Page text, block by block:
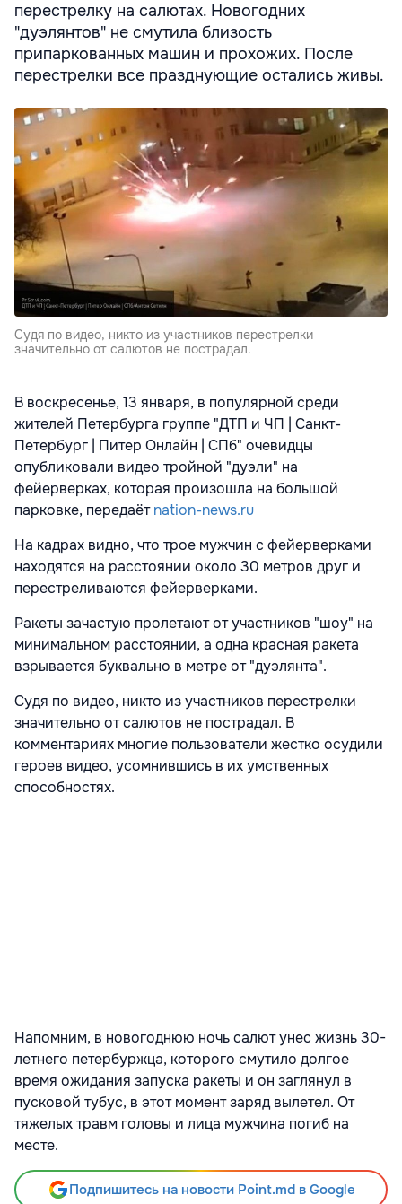
перестрелку на салютах. Новогодних
"дуэлянтов" не смутила близость
припаркованных машин и прохожих. После
перестрелки все празднующие остались живы.
Судя по видео, никто из участников перестрелки
значительно от салютов не пострадал.
В воскресенье, 13 января, в популярной среди
жителей Петербурга группе "ДТП и ЧП | Санкт-
Петербург | Питер Онлайн | СПб" очевидцы
опубликовали видео тройной "дуэли" на
фейерверках, которая произошла на большой
парковке, передаётnation-news.ru
На кадрах видно, что трое мужчин с фейерверками
находятся на расстоянии около 30 метров друг и
перестреливаются фейерверками.
Ракеты зачастую пролетают от участников "шоу" на
минимальном расстоянии, а одна красная ракета
взрывается буквально в метре от "дуэлянта".
Судя по видео, никто из участников перестрелки
значительно от салютов не пострадал. В
комментариях многие пользователи жестко осудили
героев видео, усомнившись в их умственных
способностях.
Напомним, в новогоднюю ночь салют унес жизнь 30-
летнего петербуржца, которого смутило долгое
время ожидания запуска ракеты и он заглянул в
пусковой тубус, в этот момент заряд вылетел. От
тяжелых травм головы и лица мужчина погиб на
месте.
Подпишитесь на новости Point.md в Google